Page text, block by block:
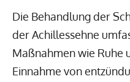
Die Behandlung der
der Achillessehne
Maßnahmen wie Ruhe
Einnahme von